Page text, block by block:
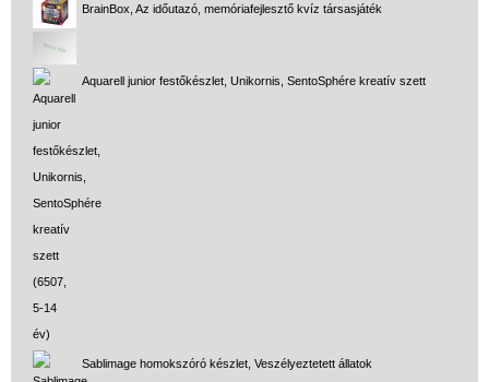
BrainBox, Az időutazó, memóriafejlesztő kvíz társasjáték
Aquarell junior festőkészlet, Unikornis, SentoSphére kreatív szett
Sablimage homokszóró készlet, Veszélyeztetett állatok